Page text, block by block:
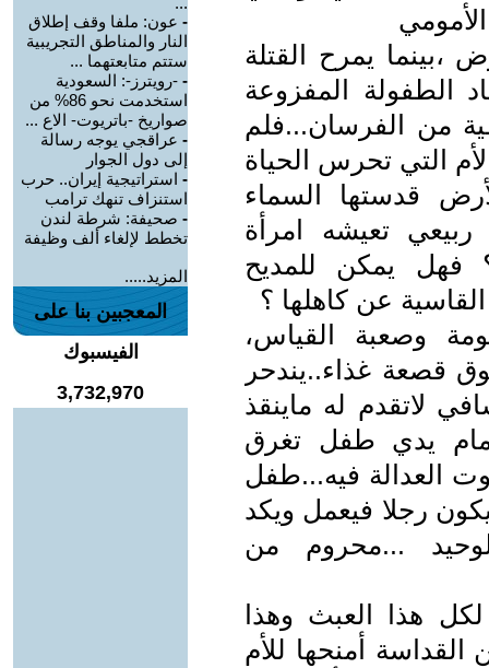
،بينما يمرح القتلة
الطفولة المفزوعة
من الفرسان...فلم
التي تحرس الحياة
قدستها السماء
تعيشه امرأة
يمكن للمديح
عن كاهلها ؟
وصعبة القياس،
قصعة غذاء..يندحر
لاتقدم له ماينقذ
أمام يدي طفل تغرق
العدالة فيه...طفل
رجلا فيعمل ويكد
...محروم من
هذا العبث وهذا
أمنحها للأم
- عون: ملفا وقف إطلاق
النار والمناطق التجريبية
ستتم متابعتهما ...
- -رويترز-: السعودية
استخدمت نحو 86% من
صواريخ -باتريوت- الاع ...
- عراقجي يوجه رسالة
إلى دول الجوار
- استراتيجية إيران.. حرب
استنزاف تنهك ترامب
- صحيفة: شرطة لندن
تخطط لإلغاء ألف وظيفة
المزيد.....
المعجبين بنا على
الفيسبوك
3,732,970